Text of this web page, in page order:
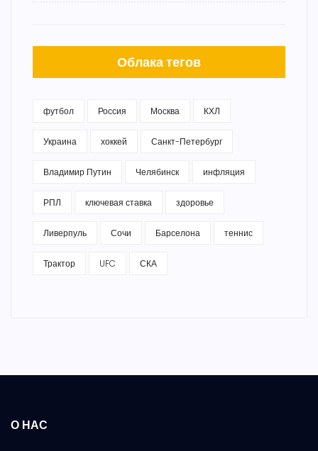
Облака тегов
футбол Россия Москва КХЛ
Украина хоккей Санкт-Петербург
Владимир Путин Челябинск инфляция
РПЛ ключевая ставка здоровье
Ливерпуль Сочи Барселона теннис
Трактор UFC СКА
О НАС